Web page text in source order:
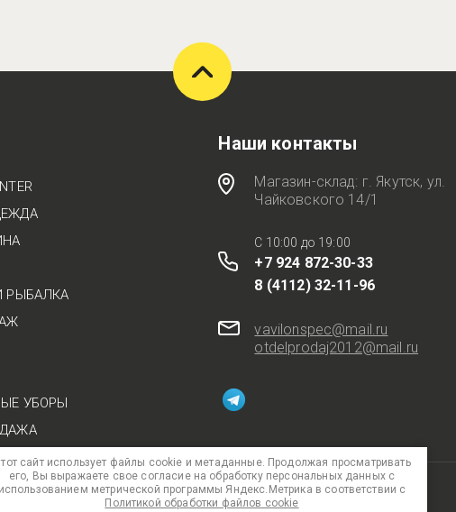
РЫБАЛКА
УБОРЫ
Наши контакты
Магазин-склад: г. Якутск, ул.
Чайковского 14/1
C 10:00 до 19:00
+7 924 872-30-33
8 (4112) 32-11-96
vavilonspec@mail.ru
otdelprodaj2012@mail.ru
сайт использует файлы cookie и метаданные. Продолжая просматривать
его, Вы выражаете свое согласие на обработку персональных данных с
использованием метрической программы Яндекс.Метрика в соответствии с
Политикой обработки файлов cookie